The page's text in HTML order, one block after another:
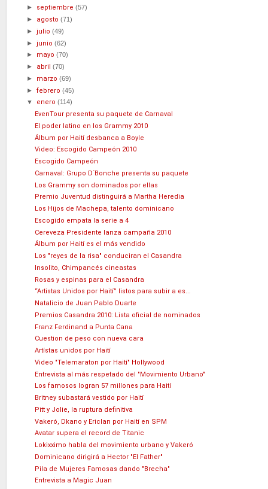
► septiembre(57)
► agosto(71)
►julio(49)
►junio(62)
► mayo(70)
► abril(70)
► marzo(69)
►febrero(45)
▼ enero(114)
EvenTour presenta su paquete de Carnaval
El poder latino en los Grammy 2010
Álbum por Haití desbanca a Boyle
Video: Escogido Campeón 2010
Escogido Campeón
Carnaval: Grupo D´Bonche presenta su paquete
Los Grammy son dominados por ellas
Premio Juventud distinguirá a Martha Heredia
Los Hijos de Machepa, talento dominicano
Escogido empata la serie a 4
Cereveza Presidente lanza campaña 2010
Álbum por Haití es el más vendido
Los "reyes de la risa" conduciran el Casandra
Insolito, Chimpancés cineastas
Rosas y espinas para el Casandra
“Artistas Unidos por Haití” listos para subir a es...
Natalicio de Juan Pablo Duarte
Premios Casandra 2010: Lista oficial de nominados
Franz Ferdinand a Punta Cana
Cuestion de peso con nueva cara
Artístas unidos por Haití
Video "Telemaraton por Haití" Hollywood
Entrevista al más respetado del "Movimiento Urbano"
Los famosos logran 57 millones para Haití
Britney subastará vestido por Haití
Pitt y Jolie, la ruptura definitiva
Vakeró, Dkano y Ericlan por Haití en SPM
Avatar supera el record de Titanic
Lokixximo habla del movimiento urbano y Vakeró
Dominicano dirigirá a Hector "El Father"
Pila de Mujeres Famosas dando "Brecha"
Entrevista a Magic Juan